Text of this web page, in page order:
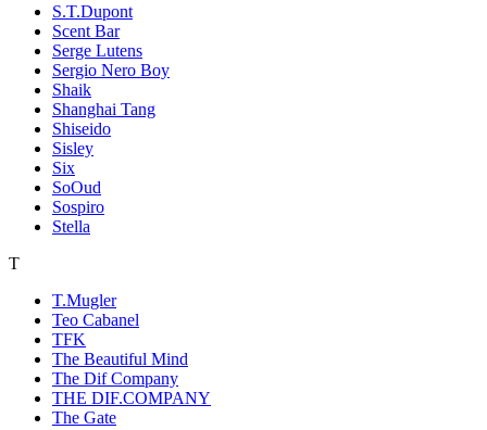
S.T.Dupont
Scent Bar
Serge Lutens
Sergio Nero Boy
Shaik
Shanghai Tang
Shiseido
Sisley
Six
SoOud
Sospiro
Stella
T
T.Mugler
Teo Cabanel
TFK
The Beautiful Mind
The Dif Company
THE DIF.COMPANY
The Gate